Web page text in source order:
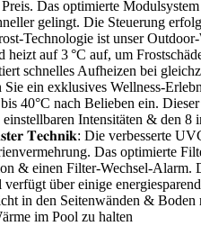
Das optimierte
gelingt. Die Steuerung
Technologie ist unser
heizt auf 3 °C auf, um
schnelles Aufheizen bei
ein exklusives Wellness-
40°C nach Belieben ein.
Intensitäten & den
𝐓𝐞𝐜𝐡𝐧𝐢𝐤: Die verbesserte
Das optimierte
& einen Filter-Wechsel-
über einige
in den Seitenwänden &
im Pool zu halten